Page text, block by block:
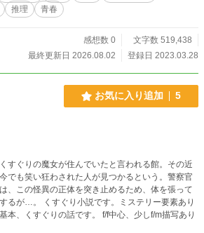
推理 青春
感想数 0
文字数 519,438
最終更新日 2026.08.02
登録日 2023.03.28
お気に入り追加 5
すぐりの魔女が住んでいたと言われる館。その近
でも笑い狂わされた人が見つかるという。警察官
、この怪異の正体を突き止めるため、体を張って
説です。ミステリー要素あり
本、くすぐりの話です。 f/f中心、少しf/m描写あり